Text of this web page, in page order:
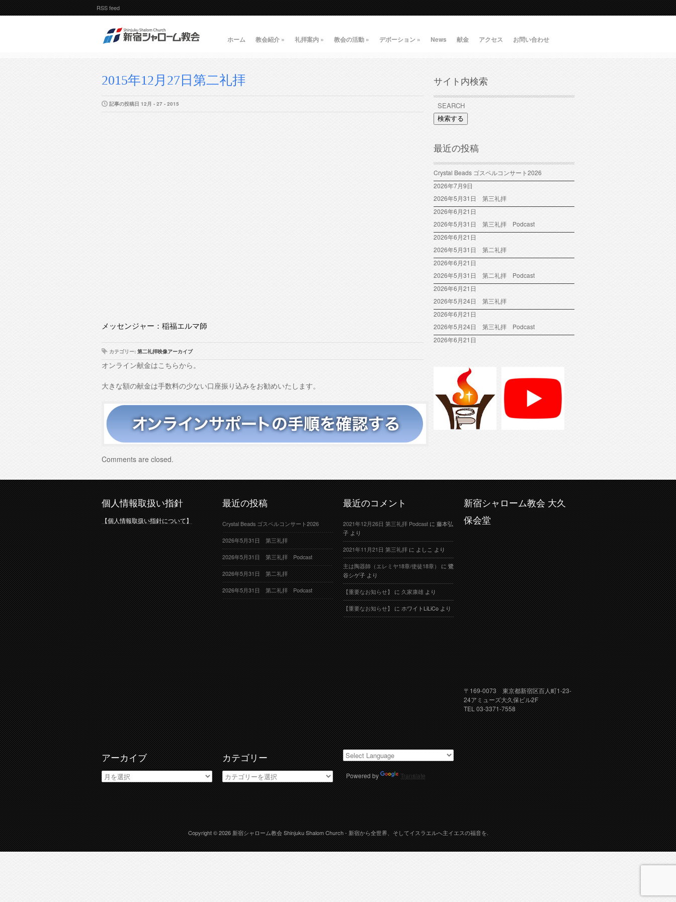
RSS feed
ホーム 教会紹介 » 礼拝案内 » 教会の活動 » デボーション » News 献金 アクセス お問い合わせ
2015年12月27日第二礼拝
記事の投稿日 12月 - 27 - 2015
メッセンジャー：稲福エルマ師
カテゴリー: 第二礼拝映像アーカイブ
オンライン献金はこちらから。
大きな額の献金は手数料の少ない口座振り込みをお勧めいたします。
Comments are closed.
サイト内検索
検索する
最近の投稿
Crystal Beads ゴスペルコンサート2026
2026年7月9日
2026年5月31日 第三礼拝
2026年6月21日
2026年5月31日 第三礼拝 Podcast
2026年6月21日
2026年5月31日 第二礼拝
2026年6月21日
2026年5月31日 第二礼拝 Podcast
2026年6月21日
2026年5月24日 第三礼拝
2026年6月21日
2026年5月24日 第三礼拝 Podcast
2026年6月21日
個人情報取扱い指針
【個人情報取扱い指針について】
最近の投稿
Crystal Beads ゴスペルコンサート2026
2026年5月31日 第三礼拝
2026年5月31日 第三礼拝 Podcast
2026年5月31日 第二礼拝
2026年5月31日 第二礼拝 Podcast
最近のコメント
2021年12月26日 第三礼拝 Podcastに藤本弘
子より
2021年11月21日 第三礼拝によしこより
主は陶器師（エレミヤ18章/使徒18章）に鷺
谷シゲ子より
【重要なお知らせ】に久家康雄より
【重要なお知らせ】にホワイトLiLiCoより
新宿シャローム教会 大久
保会堂
〒169-0073 東京都新宿区百人町1-23-
24アミューズ大久保ビル2F
TEL 03-3371-7558
アーカイブ
ア
ー
カ
イ
ブ
カテゴリー
カ
テ
ゴ
リ
ー
Powered by Translate
Copyright © 2026新宿シャローム教会 Shinjuku Shalom Church- 新宿から全世界、そしてイスラエルへ主イエスの福音を.